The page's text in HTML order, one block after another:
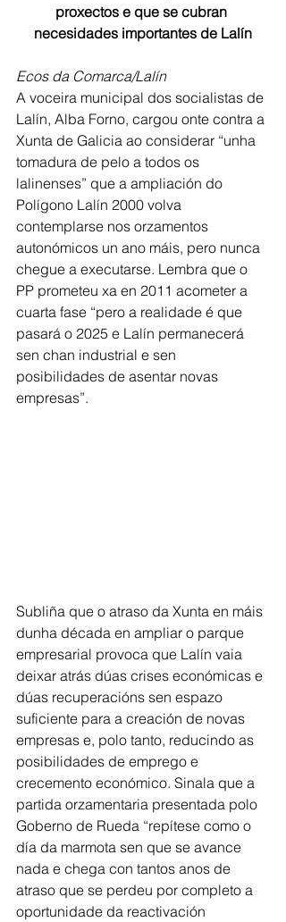
proxectos e que se cubran
necesidades importantes de Lalín
Ecos da Comarca/Lalín
A voceira municipal dos socialistas de
Lalín, Alba Forno, cargou onte contra a
Xunta de Galicia ao considerar “unha
tomadura de pelo a todos os
lalinenses” que a ampliación do
Polígono Lalín 2000 volva
contemplarse nos orzamentos
autonómicos un ano máis, pero nunca
chegue a executarse. Lembra que o
PP prometeu xa en 2011 acometer a
cuarta fase “pero a realidade é que
pasará o 2025 e Lalín permanecerá
sen chan industrial e sen
posibilidades de asentar novas
empresas”.
Subliña que o atraso da Xunta en máis
dunha década en ampliar o parque
empresarial provoca que Lalín vaia
deixar atrás dúas crises económicas e
dúas recuperacións sen espazo
suficiente para a creación de novas
empresas e, polo tanto, reducindo as
posibilidades de emprego e
crecemento económico. Sinala que a
partida orzamentaria presentada polo
Goberno de Rueda “repítese como o
día da marmota sen que se avance
nada e chega con tantos anos de
atraso que se perdeu por completo a
oportunidade da reactivación